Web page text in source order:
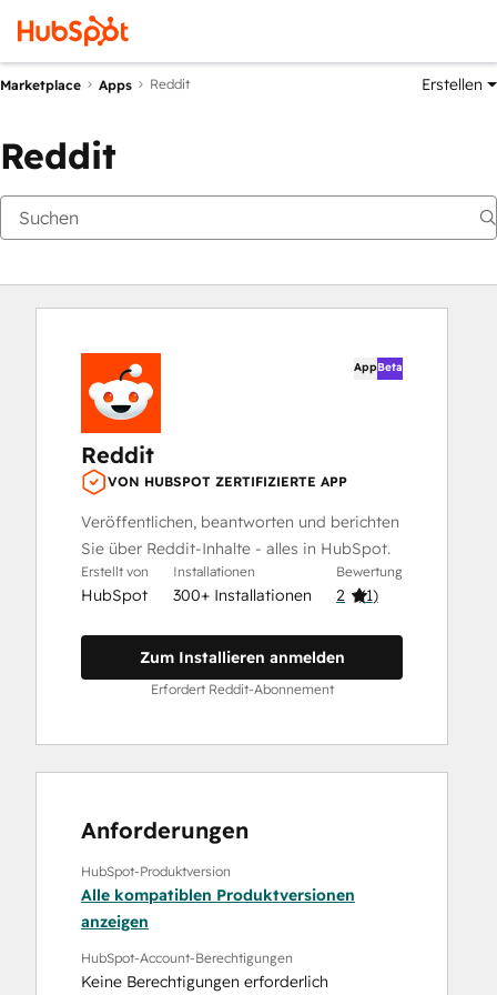
Marketplace Apps Reddit Erstellen
Reddit
AppBeta
Reddit
VON HUBSPOT ZERTIFIZIERTE APP
Veröffentlichen, beantworten und berichten
Sie über Reddit-Inhalte - alles in HubSpot.
Erstellt von
HubSpot
Installationen
300+ Installationen
Bewertung
2 (1)
Zum Installieren anmelden
Erfordert Reddit-Abonnement
Anforderungen
HubSpot-Produktversion
Alle kompatiblen Produktversionen
anzeigen
HubSpot-Account-Berechtigungen
Keine Berechtigungen erforderlich